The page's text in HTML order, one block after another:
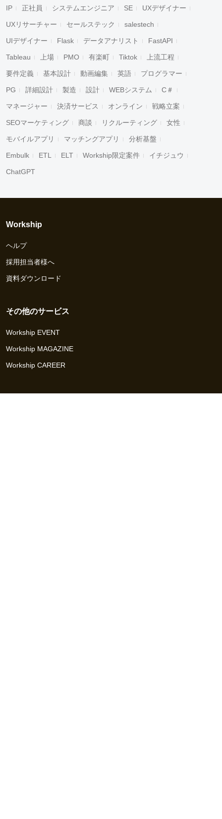
IP 正社員 システムエンジニア SE UXデザイナー
UXリサーチャー セールステック salestech
UIデザイナー Flask データアナリスト FastAPI
Tableau 上場 PMO 有楽町 Tiktok 上流工程
要件定義 基本設計 動画編集 英語 プログラマー
PG 詳細設計 製造 設計 WEBシステム C＃
マネージャー 決済サービス オンライン 戦略立案
SEOマーケティング 商談 リクルーティング 女性
モバイルアプリ マッチングアプリ 分析基盤
Embulk ETL ELT Workship限定案件 イチジュウ
ChatGPT
Workship
ヘルプ
採用担当者様へ
資料ダウンロード
その他のサービス
Workship EVENT
Workship MAGAZINE
Workship CAREER